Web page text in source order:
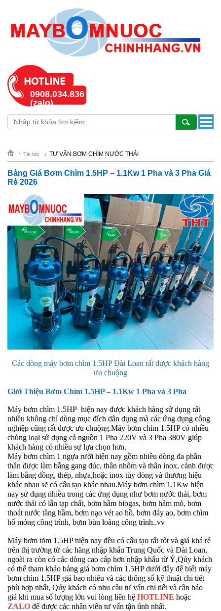
0908.034.836
(zalo)
Tin tức TƯ VẤN BƠM CHÌM NƯỚC THẢI
Bảng Giá Bơm Chìm 1.5HP – 1.1Kw 1 Pha và 3 Pha Giá
Rẻ 2026
Các dòng máy bơm chìm 1.5HP Đài Loan rất được khách hàng
ưu chuộng
Giới Thiệu Bơm Chìm 1.5HP – 1.1Kw 1 Pha và 3 Pha
Máy bơm chìm 1.5HP hiện nay được khách hàng sử dụng rất
nhiều không chỉ dùng mục đích dân dụng mà các ứng dụng công
nghiệp cũng rất được ưu chuộng.Máy bơm chìm 1.5HP có nhiều
chủng loại sử dụng cả nguồn 1 Pha 220V và 3 Pha 380V giúp
khách hàng có nhiều sự lựa chọn hơn.
Máy bơm chìm 1 ngựa rưỡi hiện nay gồm nhiều dòng đa phần
thân được làm bằng gang đúc, thân nhôm và thân inox, cánh được
làm bằng đồng, thép, nhựa,hoặc inox tùy dòng và thương hiệu
khác nhau sẽ có cấu tạo khác nhau.Máy bơm chìm 1.1Kw hiện
nay sử dụng nhiều trong các ứng dụng như bơm nước thải, bơm
nước thải có lẫn tạp chất, bơm hầm biogas, bơm hầm mỏ, bơm
thoát nước tầng hầm, bơm nạo vét ao hồ, bơm đáy ao, bơm chìm
hố móng công trình, bơm bùn loãng công trình..vv
Máy bơm tõm 1.5HP hiện nay đều có cấu tạo rất rốt và giá khá rẻ
trên thị trường từ các hãng nhập khẩu Trung Quốc và Đài Loan,
ngoài ra còn có các dòng cao cấp hơn nhập khẩu từ Ý,Qúy khách
có thể tham khảo bảng giá bơm chìm 1.5HP dưới đây để biết máy
bơm chìm 1.5HP giá bao nhiêu và các thông số kỹ thuật chi tiết
phù hợp nhất, Qúy khách có nhu cầu tư vấn chi tiết và cần báo
giá khi mua số lượng lớn vui lòng liên hệ HOTLINE hoặc
ZALO để được các nhân viên tư vấn tận tình nhất.